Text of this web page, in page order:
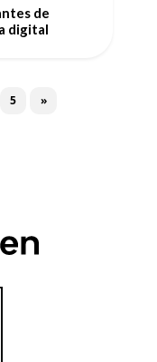
de
digital
5 »